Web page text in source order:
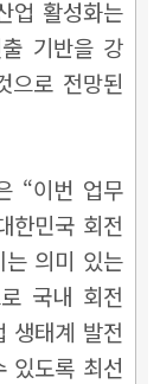
업 활성화는
기반을 강
으로 전망된
“이번 업무
한민국 회전
의미 있는
국내 회전
생태계 발전
있도록 최선